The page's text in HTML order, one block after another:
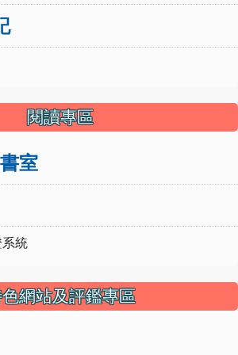
閱讀專區
室
統
網站及評鑑專區